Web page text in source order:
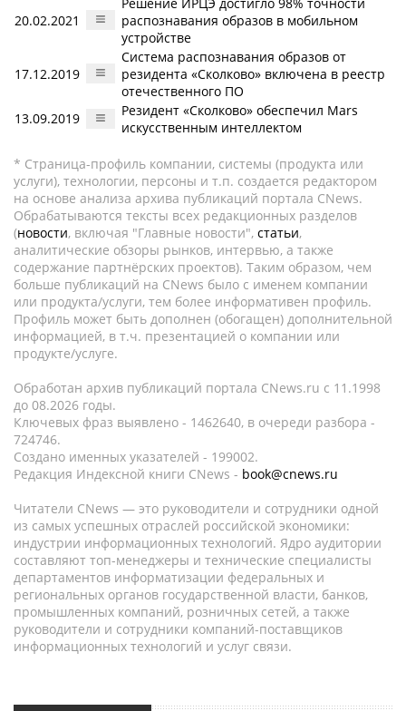
20.02.2021
распознавания образов в мобильном
устройстве
17.12.2019
Система распознавания образов от
резидента «Сколково» включена в реестр
отечественного ПО
13.09.2019
Резидент «Сколково» обеспечил Mars
искусственным интеллектом
* Страница-профиль компании, системы (продукта или
услуги), технологии, персоны и т.п. создается редактором
на основе анализа архива публикаций портала CNews.
Обрабатываются тексты всех редакционных разделов
(новости, включая "Главные новости", статьи,
аналитические обзоры рынков, интервью, а также
содержание партнёрских проектов). Таким образом, чем
больше публикаций на CNews было с именем компании
или продукта/услуги, тем более информативен профиль.
Профиль может быть дополнен (обогащен) дополнительной
информацией, в т.ч. презентацией о компании или
продукте/услуге.
Обработан архив публикаций портала CNews.ru c 11.1998
до 08.2026 годы.
Ключевых фраз выявлено - 1462640, в очереди разбора -
724746.
Создано именных указателей - 199002.
Редакция Индексной книги CNews - book@cnews.ru
Читатели CNews — это руководители и сотрудники одной
из самых успешных отраслей российской экономики:
индустрии информационных технологий. Ядро аудитории
составляют топ-менеджеры и технические специалисты
департаментов информатизации федеральных и
региональных органов государственной власти, банков,
промышленных компаний, розничных сетей, а также
руководители и сотрудники компаний-поставщиков
информационных технологий и услуг связи.